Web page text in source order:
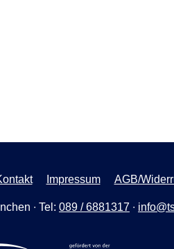
Impressum AGB/
∙ Tel: 089 / 6881317 ∙